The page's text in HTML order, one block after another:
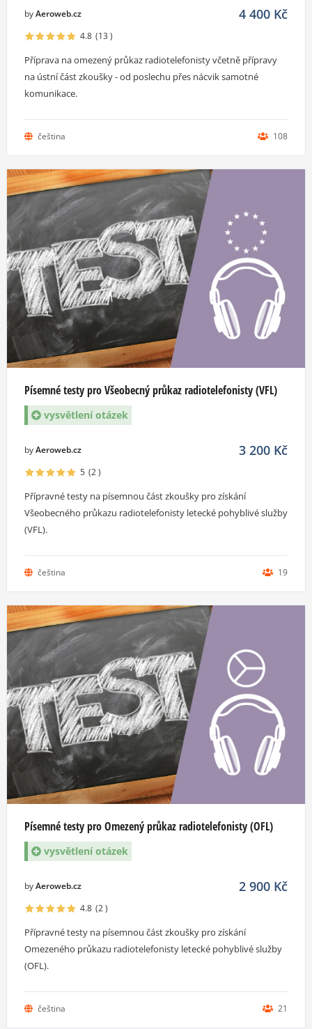
byAeroweb.cz 4 400 Kč
4.8 (13)
Příprava na omezený průkaz radiotelefonisty včetně přípravy
na ústní část zkoušky - od poslechu přes nácvik samotné
komunikace.
čeština 108
Písemné testy pro Všeobecný průkaz radiotelefonisty (VFL)
vysvětlení otázek
byAeroweb.cz 3 200 Kč
5 (2)
Přípravné testy na písemnou část zkoušky pro získání
Všeobecného průkazu radiotelefonisty letecké pohyblivé služby
(VFL).
čeština 19
Písemné testy pro Omezený průkaz radiotelefonisty (OFL)
vysvětlení otázek
byAeroweb.cz 2 900 Kč
4.8 (2)
Přípravné testy na písemnou část zkoušky pro získání
Omezeného průkazu radiotelefonisty letecké pohyblivé služby
(OFL).
čeština 21